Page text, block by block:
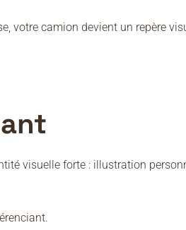
votre camion devient un repère
visuelle forte : illustration